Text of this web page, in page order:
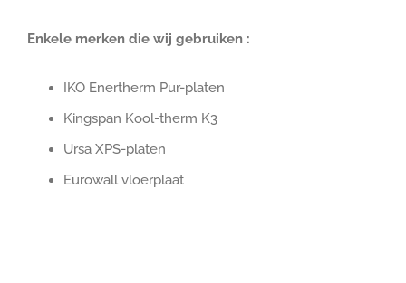
Enkele merken die wij gebruiken :
IKO Enertherm Pur-platen
Kingspan Kool-therm K3
Ursa XPS-platen
Eurowall vloerplaat